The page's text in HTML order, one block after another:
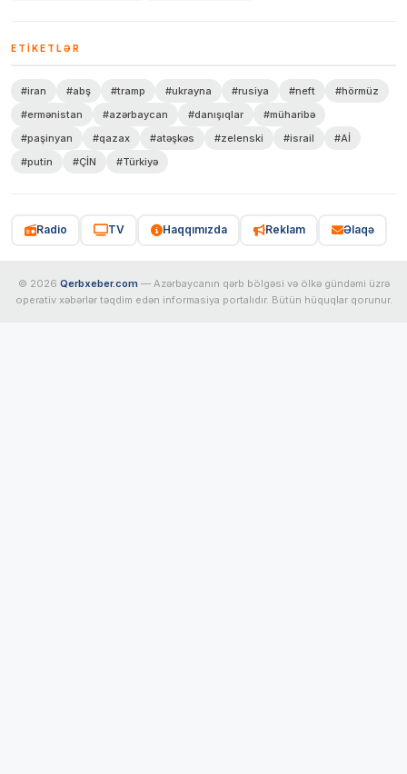
ETIKETLƏR
#iran #abş #tramp #ukrayna #rusiya #neft
#hörmüz
#ermənistan
#azərbaycan #danışıqlar
#müharibə
#paşinyan
#qazax #atəşkəs #zelenski #israil
#Aİ
#putin
#ÇİN #Türkiyə
Radio TV Haqqımızda Reklam Əlaqə
© 2026 Qerbxeber.com — Azərbaycanın qərb bölgəsi və ölkə gündəmi üzrə
operativ xəbərlər təqdim edən informasiya portalıdır. Bütün hüquqlar qorunur.